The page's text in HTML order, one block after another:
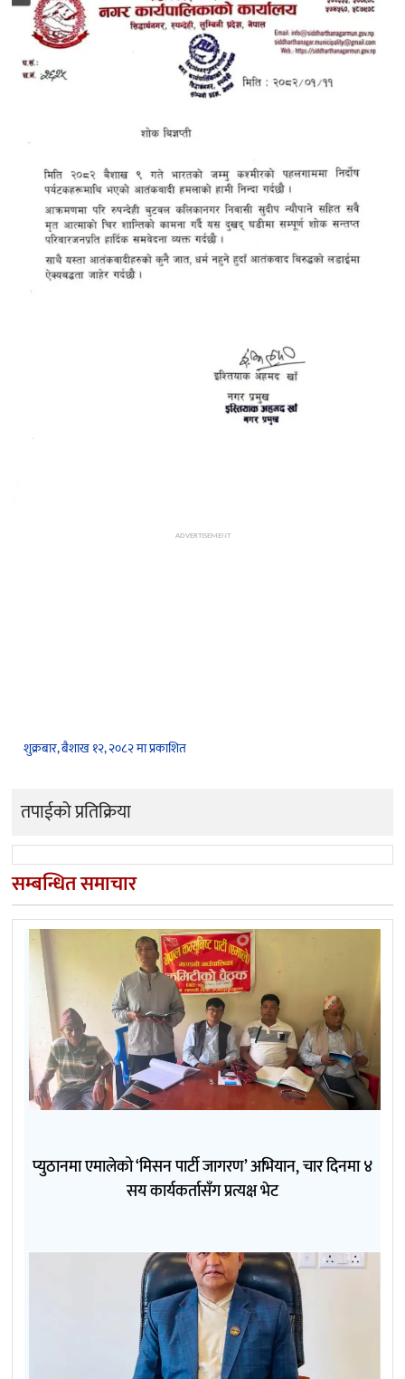
ADVERTISEMENT
शुक्रबार, बैशाख १२, २०८२ मा प्रकाशित
तपाईको प्रतिक्रिया
सम्बन्धित समाचार
प्युठानमा एमालेको ‘मिसन पार्टी जागरण’ अभियान, चार दिनमा ४
सय कार्यकर्तासँग प्रत्यक्ष भेट